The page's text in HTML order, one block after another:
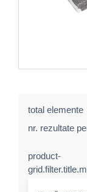
total elemente
nr. rezultate
product-